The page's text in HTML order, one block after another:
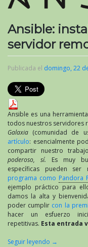
Ansible:
servidor
Publicada el domingo, 22
Ansible es una
todos nuestros servidores
Galaxia (comunidad de
artículo: esencialmente
compartir nuestro
poderoso, sí. Es muy
específicas pueden
programa como Pandora
ejemplo práctico para
damos la alta y
poder cumplir con la
hacer un esfuerzo
repetitivas. Esta entrada
Seguir leyendo →